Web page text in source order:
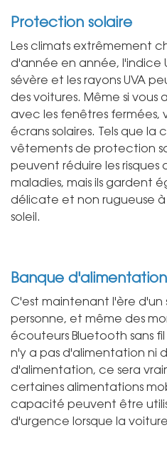
Protection solaire
Les climats extrêmement
d'année en année, l'indice
sévère et les rayons UVA
des voitures. Même si vous
avec les fenêtres fermées,
écrans solaires. Tels que la
vêtements de protection
peuvent réduire les risques
maladies, mais ils gardent
délicate et non rugueuse
soleil.
Banque d'alimentation
C'est maintenant l'ère
personne, et même des
écouteurs Bluetooth sans
n'y a pas d'alimentation ni
d'alimentation, ce sera
certaines alimentations
capacité peuvent être
d'urgence lorsque la